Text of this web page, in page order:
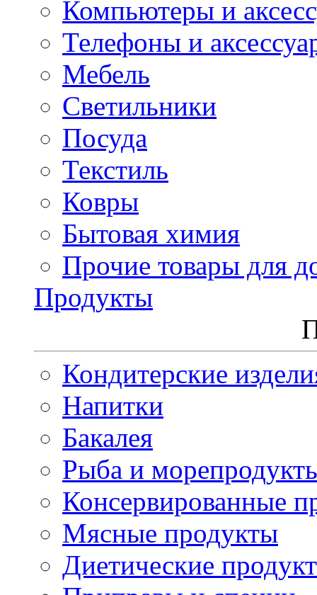
Компьютеры и
Телефоны и
Мебель
Светильники
Посуда
Текстиль
Ковры
Бытовая химия
Прочие товары для
Продукты
Кондитерские
Напитки
Бакалея
Рыба и
Консервированные
Мясные продукты
Диетические